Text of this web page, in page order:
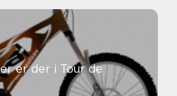
er der i Tour de